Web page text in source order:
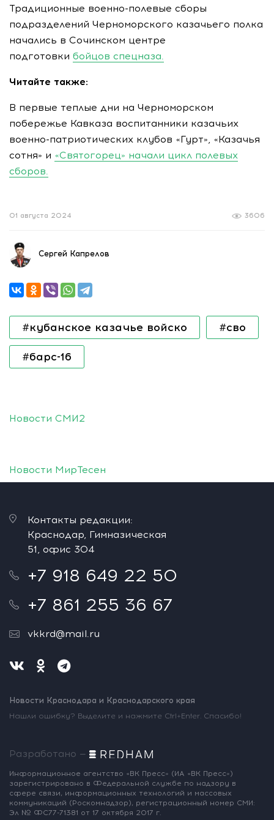
Традиционные военно-полевые сборы
подразделений Черноморского казачьего полка
начались в Cочинском центре
подготовки бойцов спецназа.
Читайте также:
В первые теплые дни на Черноморском
побережье Кавказа воспитанники казачьих
военно-патриотических клубов «Гурт», «Казачья
сотня» и «Святогорец» начали цикл полевых
сборов.
3606
01 августа 2024
Сергей Капрелов
#кубанское казачье войско #сво
#барс-16
Новости СМИ2
Новости МирТесен
Контакты редакции:
Краснодар, Гимназическая
51, офис 304
+7 918 649 22 50
+7 861 255 36 67
vkkrd@mail.ru
Новости Краснодара и Краснодарского края
Нашли ошибку? Выделите и нажмите Ctrl+Enter. Спасибо!
Разработано —
Информационное агентство «ВК Пресс» (ИА «ВК Пресс»)
зарегистрировано в Федеральной службе по надзору в
сфере связи, информационных технологий и массовых
коммуникаций (Роскомнадзор), регистрационный номер СМИ:
Эл № ФС77-71381 от 17 октября 2017 г.